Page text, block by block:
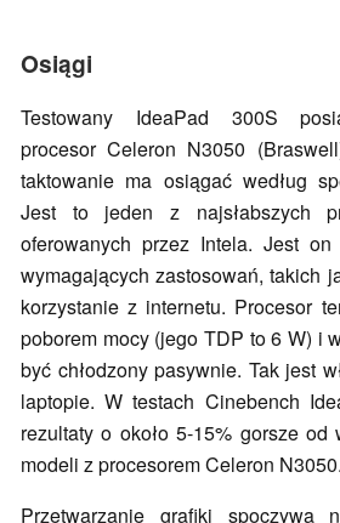
Osiągi
Testowany IdeaPad 300S
procesor Celeron N3050
taktowanie ma osiągać według
Jest to jeden z najsłabszych
oferowanych przez Intela. Jest
wymagających zastosowań, takich
korzystanie z internetu. Procesor
poborem mocy (jego TDP to 6 W) i
być chłodzony pasywnie. Tak jest
laptopie. W testach Cinebench
rezultaty o około 5-15% gorsze
modeli z procesorem Celeron N3050.
Przetwarzanie grafiki spoczywa